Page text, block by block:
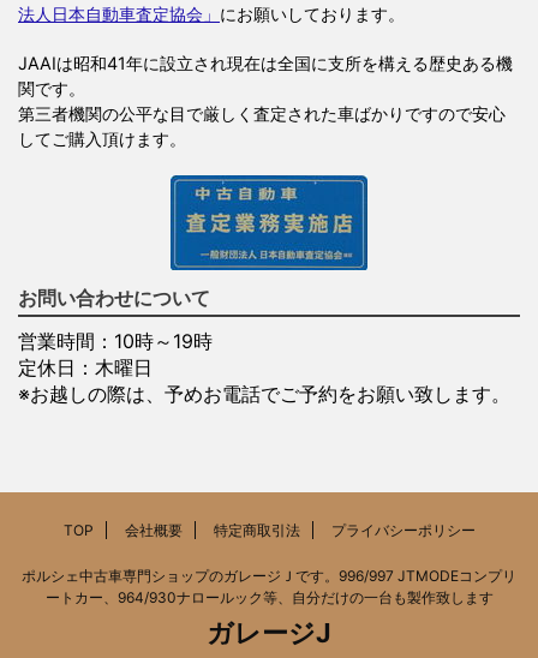
法人日本自動車査定協会」 にお願いしております。
JAAIは昭和41年に設立され現在は全国に支所を構える歴史ある機
関です。
第三者機関の公平な目で厳しく査定された車ばかりですので安心
してご購入頂けます。
お問い合わせについて
営業時間：10時～19時
定休日：木曜日
※お越しの際は、予めお電話でご予約をお願い致します。
TOP 会社概要 特定商取引法 プライバシーポリシー
ポルシェ中古車専門ショップのガレージＪです。996/997 JTMODEコンプリ
ートカー、964/930ナロールック等、自分だけの一台も製作致します
ガレージJ